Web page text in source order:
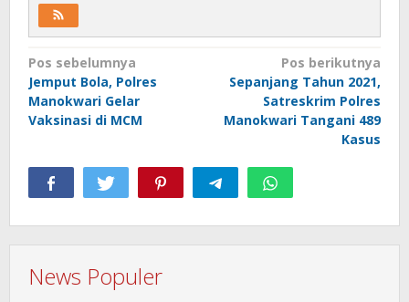
Navigasi
pos
Pos sebelumnya
Jemput Bola, Polres
Manokwari Gelar
Vaksinasi di MCM
Pos berikutnya
Sepanjang Tahun 2021,
Satreskrim Polres
Manokwari Tangani 489
Kasus
News Populer